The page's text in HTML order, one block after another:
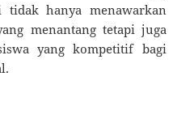
hanya menawarkan
menantang tetapi juga
yang kompetitif bagi